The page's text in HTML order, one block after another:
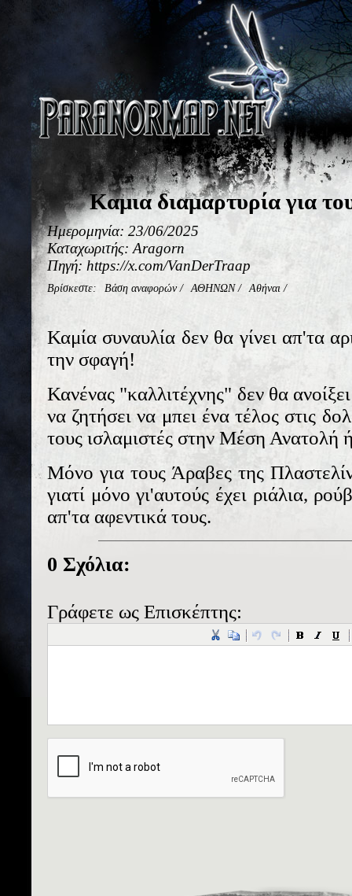
Καμια διαμαρτυρία για
Ημερομηνία: 23/06/2025
Καταχωριτής: Aragorn
Πηγή: https://x.com/VanDerTraap
Βρίσκεστε: Βάση αναφορών/ ΑΘΗΝΩΝ/ Αθήναι /
Καμία συναυλία δεν θα γίνει απ'τα
την σφαγή!
Κανένας "καλλιτέχνης" δεν θα
να ζητήσει να μπει ένα τέλος στις
τους ισλαμιστές στην Μέση Ανατολή
Μόνο για τους Άραβες της
γιατί μόνο γι'αυτούς έχει ριάλια,
απ'τα αφεντικά τους.
0 Σχόλια:
Γράφετε ως Επισκέπτης: